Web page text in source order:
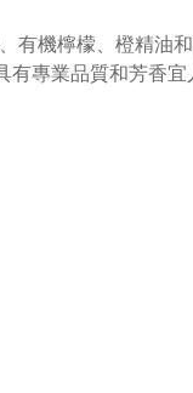
有機檸檬、橙精油
專業品質和芳香宜